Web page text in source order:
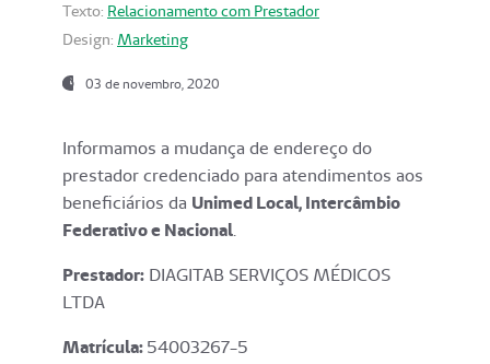
Texto: Relacionamento com Prestador
Design: Marketing
03 de novembro, 2020
Informamos a mudança de endereço do
prestador credenciado para atendimentos aos
beneficiários da Unimed Local, Intercâmbio
Federativo e Nacional.
Prestador: DIAGITAB SERVIÇOS MÉDICOS
LTDA
Matrícula:54003267-5